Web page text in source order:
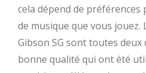
cela dépend de
de musique que vous jouez.
Gibson SG sont toutes
bonne qualité qui ont été